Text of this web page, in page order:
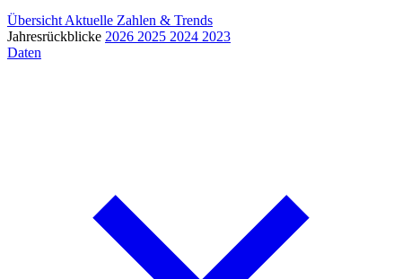
Übersicht Aktuelle Zahlen & Trends
Jahresrückblicke 2026 2025 2024 2023
Daten